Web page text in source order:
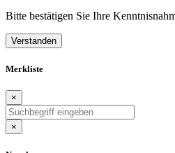
Bitte bestätigen Sie Ihre
Verstanden
Merkliste
×
×